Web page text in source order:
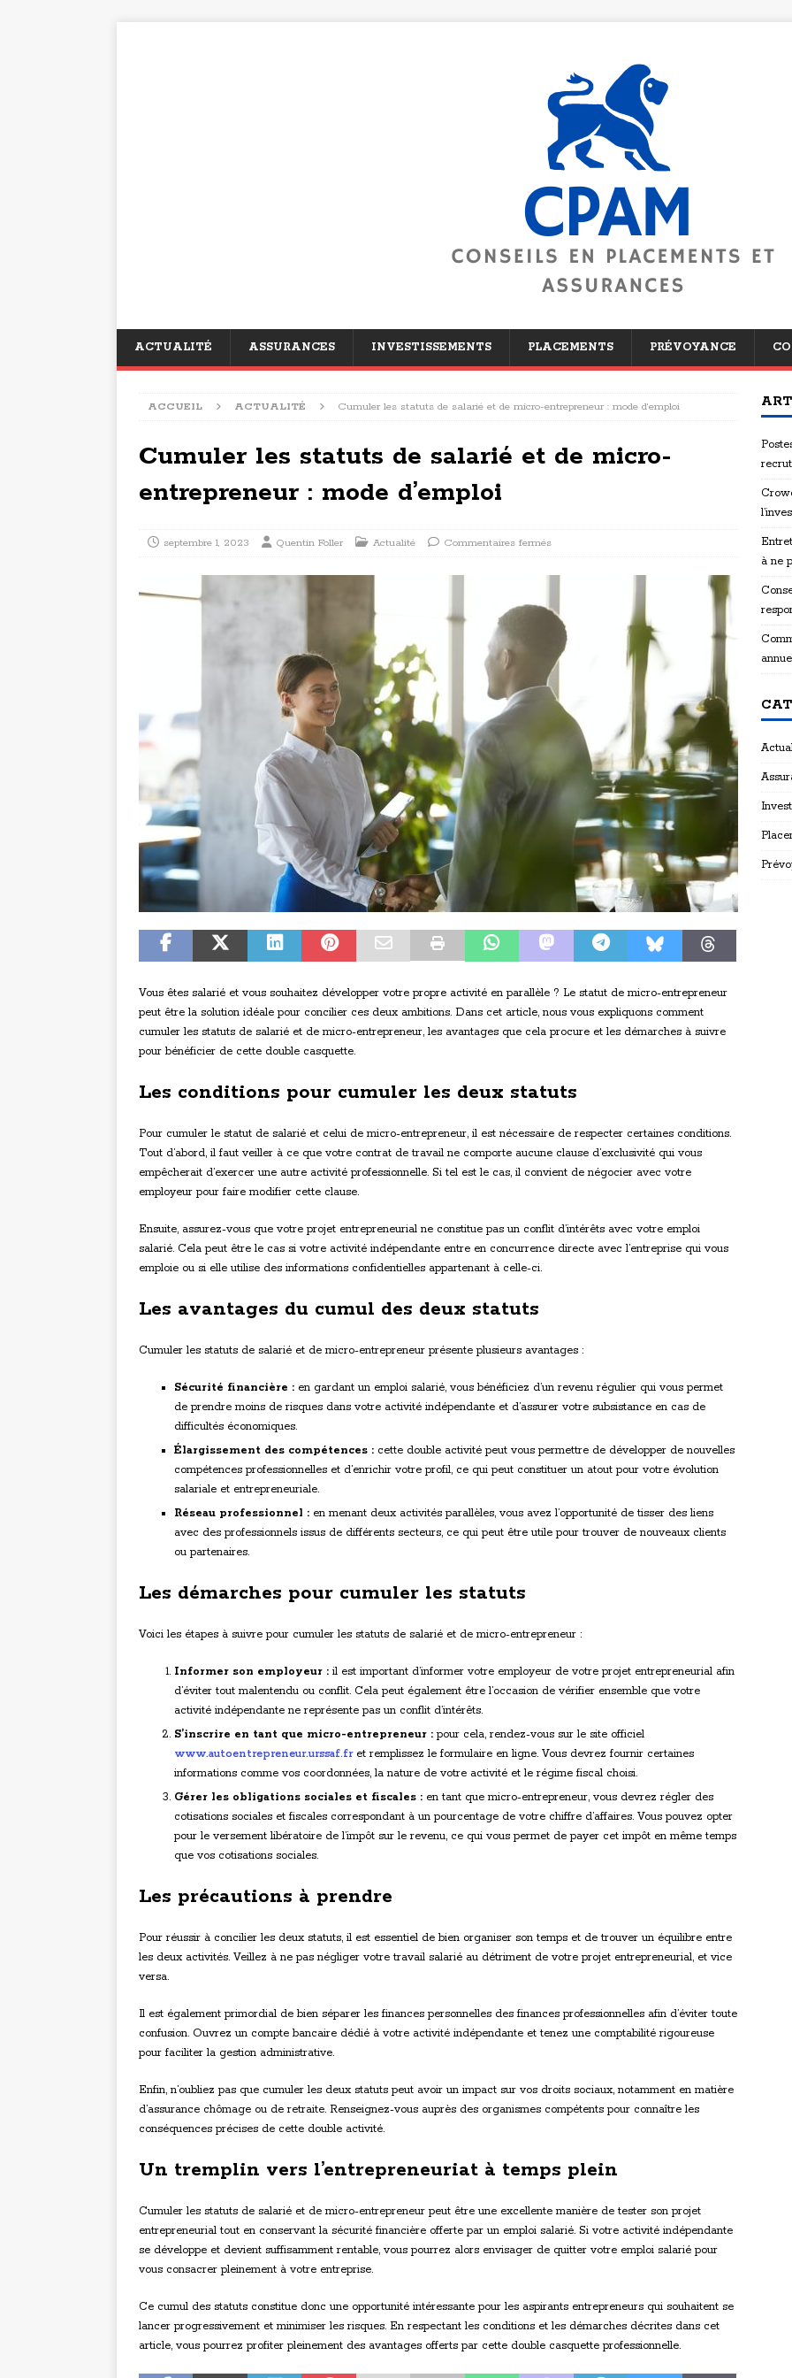
ACTUALITÉ ASSURANCES INVESTISSEMENTS PLACEMENTS PRÉVOYANCE
ACCUEIL ACTUALITÉ Cumuler les statuts de salarié et de micro-entrepreneur : mode d’emploi
Cumuler les statuts de salarié et de micro-
entrepreneur : mode d’emploi
septembre 1, 2023 Quentin Foller Actualité Commentaires fermés
Vous êtes salarié et vous souhaitez développer votre propre activité en parallèle ? Le statut de micro-entrepreneur
peut être la solution idéale pour concilier ces deux ambitions. Dans cet article, nous vous expliquons comment
cumuler les statuts de salarié et de micro-entrepreneur, les avantages que cela procure et les démarches à suivre
pour bénéficier de cette double casquette.
Les conditions pour cumuler les deux statuts
Pour cumuler le statut de salarié et celui de micro-entrepreneur, il est nécessaire de respecter certaines conditions.
Tout d’abord, il faut veiller à ce que votre contrat de travail ne comporte aucune clause d’exclusivité qui vous
empêcherait d’exercer une autre activité professionnelle. Si tel est le cas, il convient de négocier avec votre
employeur pour faire modifier cette clause.
Ensuite, assurez-vous que votre projet entrepreneurial ne constitue pas un conflit d’intérêts avec votre emploi
salarié. Cela peut être le cas si votre activité indépendante entre en concurrence directe avec l’entreprise qui vous
emploie ou si elle utilise des informations confidentielles appartenant à celle-ci.
Les avantages du cumul des deux statuts
Cumuler les statuts de salarié et de micro-entrepreneur présente plusieurs avantages :
Sécurité financière : en gardant un emploi salarié, vous bénéficiez d’un revenu régulier qui vous permet
de prendre moins de risques dans votre activité indépendante et d’assurer votre subsistance en cas de
difficultés économiques.
Élargissement des compétences : cette double activité peut vous permettre de développer de nouvelles
compétences professionnelles et d’enrichir votre profil, ce qui peut constituer un atout pour votre évolution
salariale et entrepreneuriale.
Réseau professionnel : en menant deux activités parallèles, vous avez l’opportunité de tisser des liens
avec des professionnels issus de différents secteurs, ce qui peut être utile pour trouver de nouveaux clients
ou partenaires.
Les démarches pour cumuler les statuts
Voici les étapes à suivre pour cumuler les statuts de salarié et de micro-entrepreneur :
Informer son employeur : il est important d’informer votre employeur de votre projet entrepreneurial afin
d’éviter tout malentendu ou conflit. Cela peut également être l’occasion de vérifier ensemble que votre
activité indépendante ne représente pas un conflit d’intérêts.
S’inscrire en tant que micro-entrepreneur : pour cela, rendez-vous sur le site officiel
www.autoentrepreneur.urssaf.fret remplissez le formulaire en ligne. Vous devrez fournir certaines
informations comme vos coordonnées, la nature de votre activité et le régime fiscal choisi.
Gérer les obligations sociales et fiscales : en tant que micro-entrepreneur, vous devrez régler des
cotisations sociales et fiscales correspondant à un pourcentage de votre chiffre d’affaires. Vous pouvez opter
pour le versement libératoire de l’impôt sur le revenu, ce qui vous permet de payer cet impôt en même temps
que vos cotisations sociales.
Les précautions à prendre
Pour réussir à concilier les deux statuts, il est essentiel de bien organiser son temps et de trouver un équilibre entre
les deux activités. Veillez à ne pas négliger votre travail salarié au détriment de votre projet entrepreneurial, et vice
versa.
Il est également primordial de bien séparer les finances personnelles des finances professionnelles afin d’éviter toute
confusion. Ouvrez un compte bancaire dédié à votre activité indépendante et tenez une comptabilité rigoureuse
pour faciliter la gestion administrative.
Enfin, n’oubliez pas que cumuler les deux statuts peut avoir un impact sur vos droits sociaux, notamment en matière
d’assurance chômage ou de retraite. Renseignez-vous auprès des organismes compétents pour connaître les
conséquences précises de cette double activité.
Un tremplin vers l’entrepreneuriat à temps plein
Cumuler les statuts de salarié et de micro-entrepreneur peut être une excellente manière de tester son projet
entrepreneurial tout en conservant la sécurité financière offerte par un emploi salarié. Si votre activité indépendante
se développe et devient suffisamment rentable, vous pourrez alors envisager de quitter votre emploi salarié pour
vous consacrer pleinement à votre entreprise.
Ce cumul des statuts constitue donc une opportunité intéressante pour les aspirants entrepreneurs qui souhaitent se
lancer progressivement et minimiser les risques. En respectant les conditions et les démarches décrites dans cet
article, vous pourrez profiter pleinement des avantages offerts par cette double casquette professionnelle.
à ne